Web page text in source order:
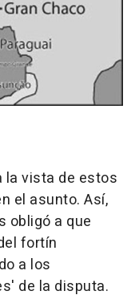
la vista de estos
el asunto. Así,
obligó a que
fortín
a los
de la disputa.